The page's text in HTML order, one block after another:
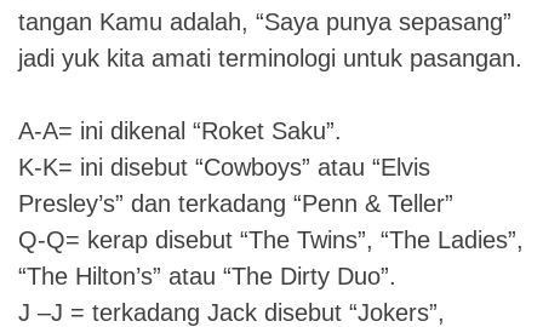
tangan Kamu adalah, “Saya punya sepasang”
jadi yuk kita amati terminologi untuk pasangan.
A-A= ini dikenal “Roket Saku”.
K-K= ini disebut “Cowboys” atau “Elvis
Presley’s” dan terkadang “Penn & Teller”
Q-Q= kerap disebut “The Twins”, “The Ladies”,
“The Hilton’s” atau “The Dirty Duo”.
J –J = terkadang Jack disebut “Jokers”,